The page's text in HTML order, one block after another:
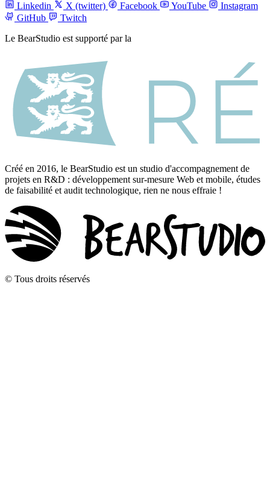
Linkedin
X (twitter) Facebook YouTube
Instagram
GitHub
Twitch
Le BearStudio est supporté par la
Créé en 2016, le BearStudio est un studio d'accompagnement de
projets en R&D : développement sur-mesure Web et mobile, études
de faisabilité et audit technologique, rien ne nous effraie !
© Tous droits réservés